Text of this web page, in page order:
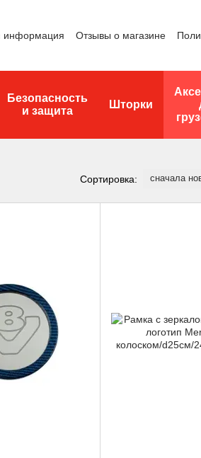
информация Отзывы о магазине
Безопасность
и защита
Шторки
Сортировка: сначала